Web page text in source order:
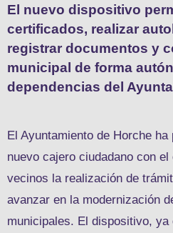
El nuevo dispositivo
certificados, realizar
registrar documentos y
municipal de forma
dependencias del
El Ayuntamiento de Horche
nuevo cajero ciudadano con
vecinos la realización de
avanzar en la modernización
municipales. El dispositivo, ya